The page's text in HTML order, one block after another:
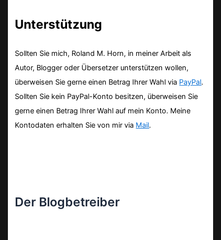
Unterstützung
Sollten Sie mich, Roland M. Horn, in meiner Arbeit als
Autor, Blogger oder Übersetzer unterstützen wollen,
überweisen Sie gerne einen Betrag Ihrer Wahl via PayPal.
Sollten Sie kein PayPal-Konto besitzen, überweisen Sie
gerne einen Betrag Ihrer Wahl auf mein Konto. Meine
Kontodaten erhalten Sie von mir via Mail.
Der Blogbetreiber